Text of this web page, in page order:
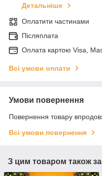
Детальніше
Оплатити частинами
Післяплата
Оплата картою Visa,
Всі умови оплати
Умови повернення
Повернення товару
Всі умови повернення
З цим товаром також